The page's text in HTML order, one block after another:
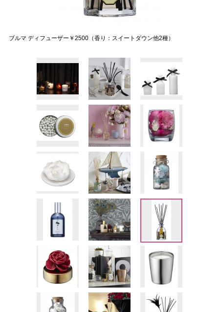
ブルマ ディフューザー￥2500（香り：スイートダウン他2種）